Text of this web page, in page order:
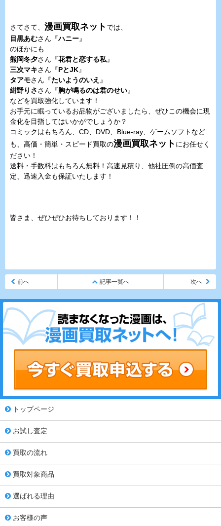
さてさて、 漫画買取ネット では、
目黒あむさん『ハニー』
のほかにも
熊岡冬夕さん『花君と恋する私』
三次マキさん『PとJK』
タアモさん『たいようのいえ 』
紺野りささん『胸が鳴るのは君のせい』
などを買取強化しています！
お手元に眠っているお品物がございましたら、ぜひこの機会に現
金化を目指してはいかがでしょうか？
コミックはもちろん、CD、DVD、Blue-ray、ゲームソフトなど
も、高価・簡単・スピード買取の漫画買取ネット にお任せく
ださい！
送料・手数料はもちろん無料！高速見積り、他社圧倒の高価査
定、迅速入金も保証いたします！
皆さま、ぜひぜひお待ちしております！！
前へ 記事一覧へ 次へ
トップページ
お試し査定
買取の流れ
買取対象商品
選ばれる理由
お客様の声